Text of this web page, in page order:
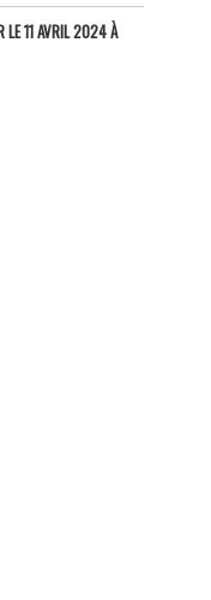
11 AVRIL 2024 À